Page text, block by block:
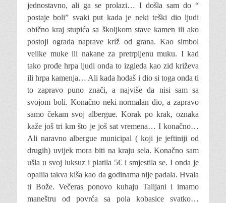
jednostavno, ali ga se prolazi… I došla sam do “
postaje boli” svaki put kada je neki teški dio ljudi
obično kraj stupića sa školjkom stave kamen ili ako
postoji ograda naprave križ od grana. Kao simbol
velike muke ili nakane za pretrpljenu muku. I kad
tako prođe hrpa ljudi onda to izgleda kao zid križeva
ili hrpa kamenja… Ali kada hodaš i dio si toga onda ti
to zapravo puno znači, a najviše da nisi sam sa
svojom boli. Konačno neki normalan dio, a zapravo
samo čekam svoj albergue. Korak po krak, oznaka
kaže još tri km što je još sat vremena… I konačno…
Ali naravno albergue municipal ( koji je jeftiniji od
drugih) uvijek mora biti na kraju sela. Konačno sam
ušla u svoj luksuz i platila 5€ i smjestila se. I onda je
opalila takva kiša kao da godinama nije padala. Hvala
ti Bože. Večeras ponovo kuhaju Talijani i imamo
maneštru od povrća sa pola kobasice svatko…